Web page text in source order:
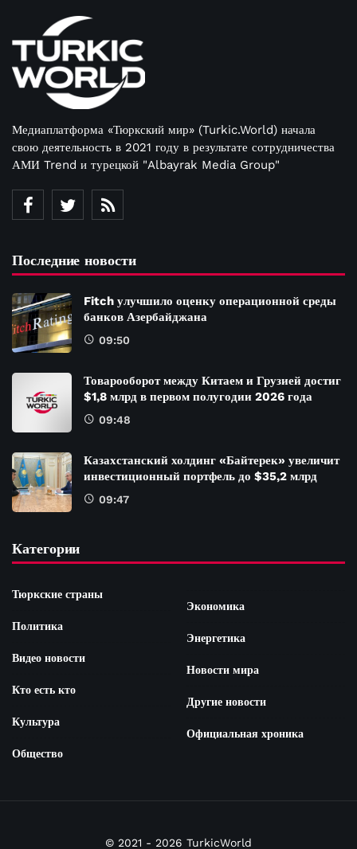
Медиаплатформа «Тюркский мир» (Turkic.World) начала
свою деятельность в 2021 году в результате сотрудничества
АМИ Trend и турецкой "Albayrak Media Group"
Последние новости
Fitch улучшило оценку операционной среды
банков Азербайджана
09:50
Товарооборот между Китаем и Грузией достиг
$1,8 млрд в первом полугодии 2026 года
09:48
Казахстанский холдинг «Байтерек» увеличит
инвестиционный портфель до $35,2 млрд
09:47
Категории
Тюркские страны
Политика
Видео новости
Кто есть кто
Культура
Общество
Экономика
Энергетика
Новости мира
Другие новости
Официальная хроника
© 2021 - 2026 TurkicWorld